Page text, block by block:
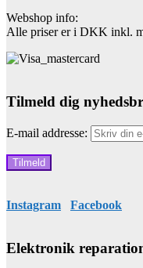
Webshop info:
Alle priser er i DKK inkl.
Tilmeld dig
E-mail addresse:
Instagram Facebook
Elektronik